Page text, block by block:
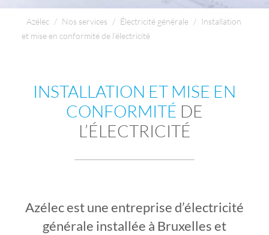
Azélec / Nos services / Électricité générale / Installation
et mise en conformité de l’électricité
INSTALLATION ET MISE EN
CONFORMITÉ DE
L’ÉLECTRICITÉ
Azélec est une entreprise d’électricité
générale installée à Bruxelles et